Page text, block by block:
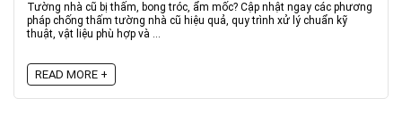
Tường nhà cũ bị thấm, bong tróc, ẩm mốc? Cập nhật ngay các phương
pháp chống thấm tường nhà cũ hiệu quả, quy trình xử lý chuẩn kỹ
thuật, vật liệu phù hợp và ...
READ MORE +